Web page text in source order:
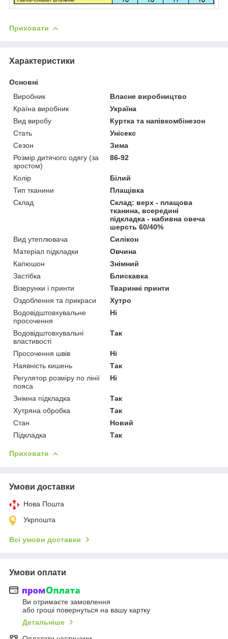
Приховати
Характеристики
Основні
Виробник
Власне виробництво
Країна виробник
Україна
Вид виробу
Куртка та напівкомбінезон
Стать
Унісекс
Сезон
Зима
Розмір дитячого одягу (за
зростом)
86-92
Колір
Білий
Тип тканини
Плащівка
Склад
Склад: верх - плащова
тканина, всередині
підкладка - набивна овеча
шерсть 60/40%
Вид утеплювача
Силікон
Матеріал підкладки
Овчина
Капюшон
Знімний
Застібка
Блискавка
Візерунки і принти
Тваринні принти
Оздоблення та прикраси
Хутро
Водовідштовхувальне
просочення
Ні
Водовідштовхувальні
властивості
Так
Просочення швів
Ні
Наявність кишень
Так
Регулятор розміру по лінії
пояса
Ні
Знімна підкладка
Так
Хутряна обробка
Так
Стан
Новий
Підкладка
Так
Приховати
Умови доставки
Нова Пошта
Укрпошта
Всі умови доставки
Умови оплати
Ви отримаєте замовлення
або гроші повернуться на вашу картку
Детальніше